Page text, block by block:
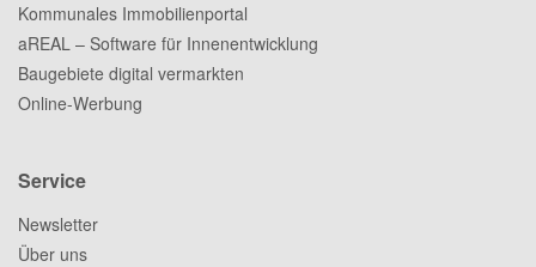
Kommunales Immobilienportal
aREAL – Software für Innenentwicklung
Baugebiete digital vermarkten
Online-Werbung
Service
Newsletter
Über uns